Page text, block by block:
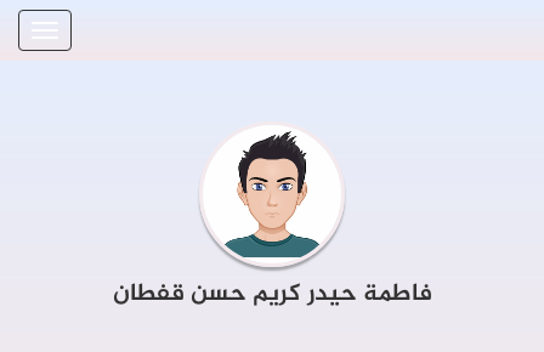
فاطمة حيدر كريم حسن قفطان